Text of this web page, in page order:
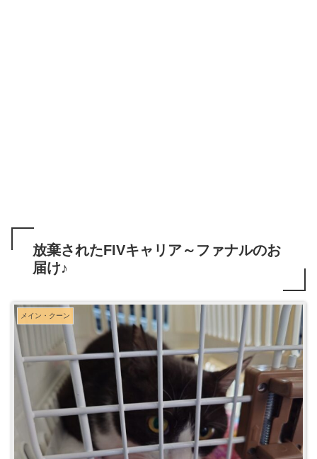
放棄されたFIVキャリア～ファナルのお
届け♪
メイン・クーン